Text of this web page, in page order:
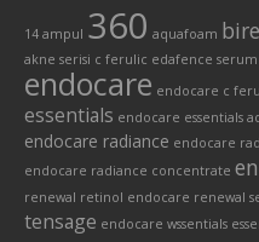
14 ampul 360 aquafoam
akne serisi c ferulic edafence serum
endocare endocare c
essentials endocare essentials
endocare radiance endocare
endocare radiance concentrate
renewal retinol endocare renewal
tensage endocare wssentials